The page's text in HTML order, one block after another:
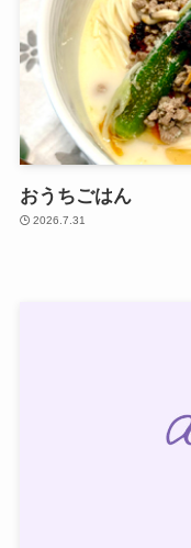
おうちごはん
2026.7.31